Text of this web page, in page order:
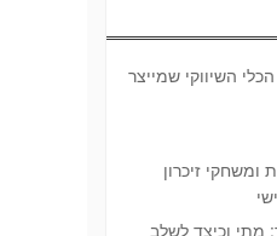
השיווקי שמייצר
ומשחקי זיכרון
מתי וכיצד לשלב